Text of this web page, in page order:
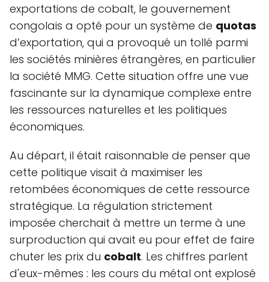
exportations de cobalt, le gouvernement
congolais a opté pour un système de quotas
d’exportation, qui a provoqué un tollé parmi
les sociétés minières étrangères, en particulier
la société MMG. Cette situation offre une vue
fascinante sur la dynamique complexe entre
les ressources naturelles et les politiques
économiques.
Au départ, il était raisonnable de penser que
cette politique visait à maximiser les
retombées économiques de cette ressource
stratégique. La régulation strictement
imposée cherchait à mettre un terme à une
surproduction qui avait eu pour effet de faire
chuter les prix du cobalt. Les chiffres parlent
d'eux-mêmes : les cours du métal ont explosé